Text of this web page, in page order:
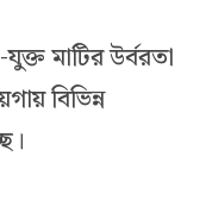
মাটির উর্বরতা
বিভিন্ন